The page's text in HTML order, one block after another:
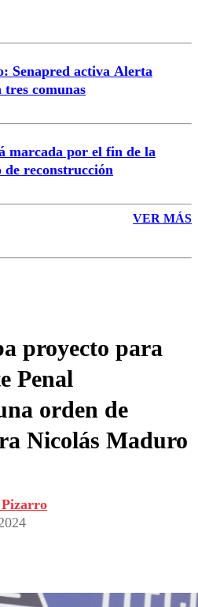
Senapred activa Alerta
comunas
marcada por el fin de la
reconstrucción
VER MÁS
proyecto para
Penal
orden de
Nicolás Maduro